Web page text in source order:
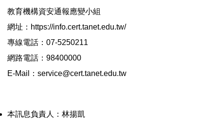
教育機構資安通報應變小組
網址：https://info.cert.tanet.edu.tw/
專線電話：07-5250211
網路電話：98400000
E-Mail：service@cert.tanet.edu.tw
本訊息負責人：林揚凱